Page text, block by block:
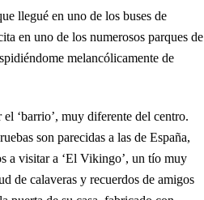
llegué en uno de los buses de
en uno de los numerosos parques de
melancólicamente de
el ‘barrio’, muy diferente del centro.
son parecidas a las de España,
a visitar a ‘El Vikingo’, un tío muy
de calaveras y recuerdos de amigos